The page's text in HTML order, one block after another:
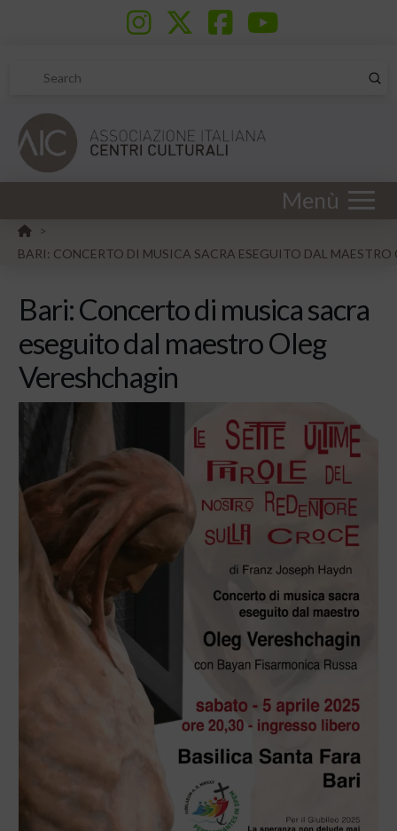
Search
Menù
HOME
>
BARI: CONCERTO DI MUSICA SACRA ESEGUITO DAL MAESTRO
Bari: Concerto di musica sacra
eseguito dal maestro Oleg
Vereshchagin